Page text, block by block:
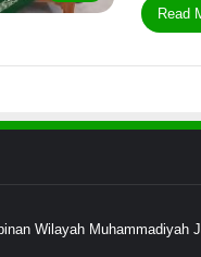
Read
Wilayah Muhammadiyah